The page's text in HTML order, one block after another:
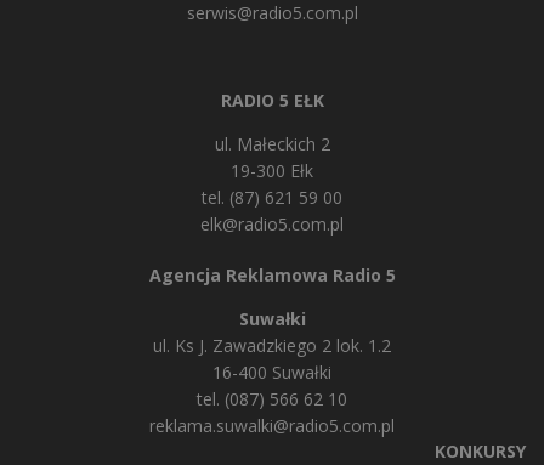
serwis@radio5.com.pl
RADIO 5 EŁK
ul. Małeckich 2
19-300 Ełk
tel. (87) 621 59 00
elk@radio5.com.pl
Agencja Reklamowa Radio 5
Suwałki
ul. Ks J. Zawadzkiego 2 lok. 1.2
16-400 Suwałki
tel. (087) 566 62 10
reklama.suwalki@radio5.com.pl
KONKURSY